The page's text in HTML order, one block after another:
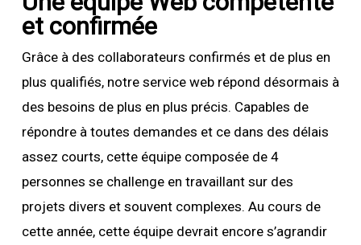
et confirmée
Grâce à des collaborateurs confirmés et de plus en
plus qualifiés, notre service web répond désormais à
des besoins de plus en plus précis. Capables de
répondre à toutes demandes et ce dans des délais
assez courts, cette équipe composée de 4
personnes se challenge en travaillant sur des
projets divers et souvent complexes. Au cours de
cette année, cette équipe devrait encore s’agrandir